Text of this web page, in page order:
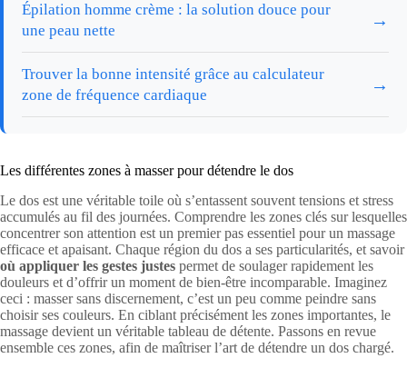
Épilation homme crème : la solution douce pour
une peau nette
→
Trouver la bonne intensité grâce au calculateur
zone de fréquence cardiaque
→
Les différentes zones à masser pour détendre le dos
Le dos est une véritable toile où s’entassent souvent tensions et stress
accumulés au fil des journées. Comprendre les zones clés sur lesquelles
concentrer son attention est un premier pas essentiel pour un massage
efficace et apaisant. Chaque région du dos a ses particularités, et savoir
où appliquer les gestes justes permet de soulager rapidement les
douleurs et d’offrir un moment de bien-être incomparable. Imaginez
ceci : masser sans discernement, c’est un peu comme peindre sans
choisir ses couleurs. En ciblant précisément les zones importantes, le
massage devient un véritable tableau de détente. Passons en revue
ensemble ces zones, afin de maîtriser l’art de détendre un dos chargé.